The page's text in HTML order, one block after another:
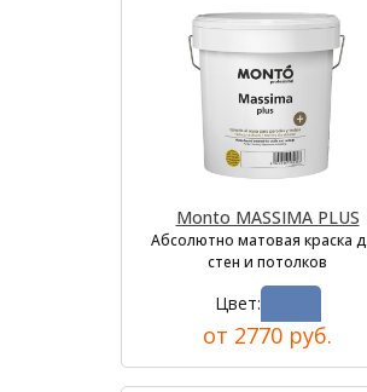
Monto MASSIMA PLUS
Абсолютно матовая краска
стен и потолков
Цвет:
от 2770 руб.